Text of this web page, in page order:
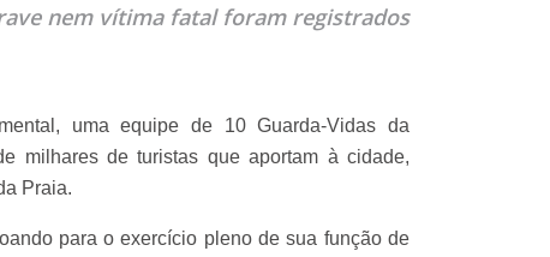
nem vítima fatal foram registrados
uma equipe de 10 Guarda-Vidas da
milhares de turistas que aportam à cidade,
Praia.
para o exercício pleno de sua função de